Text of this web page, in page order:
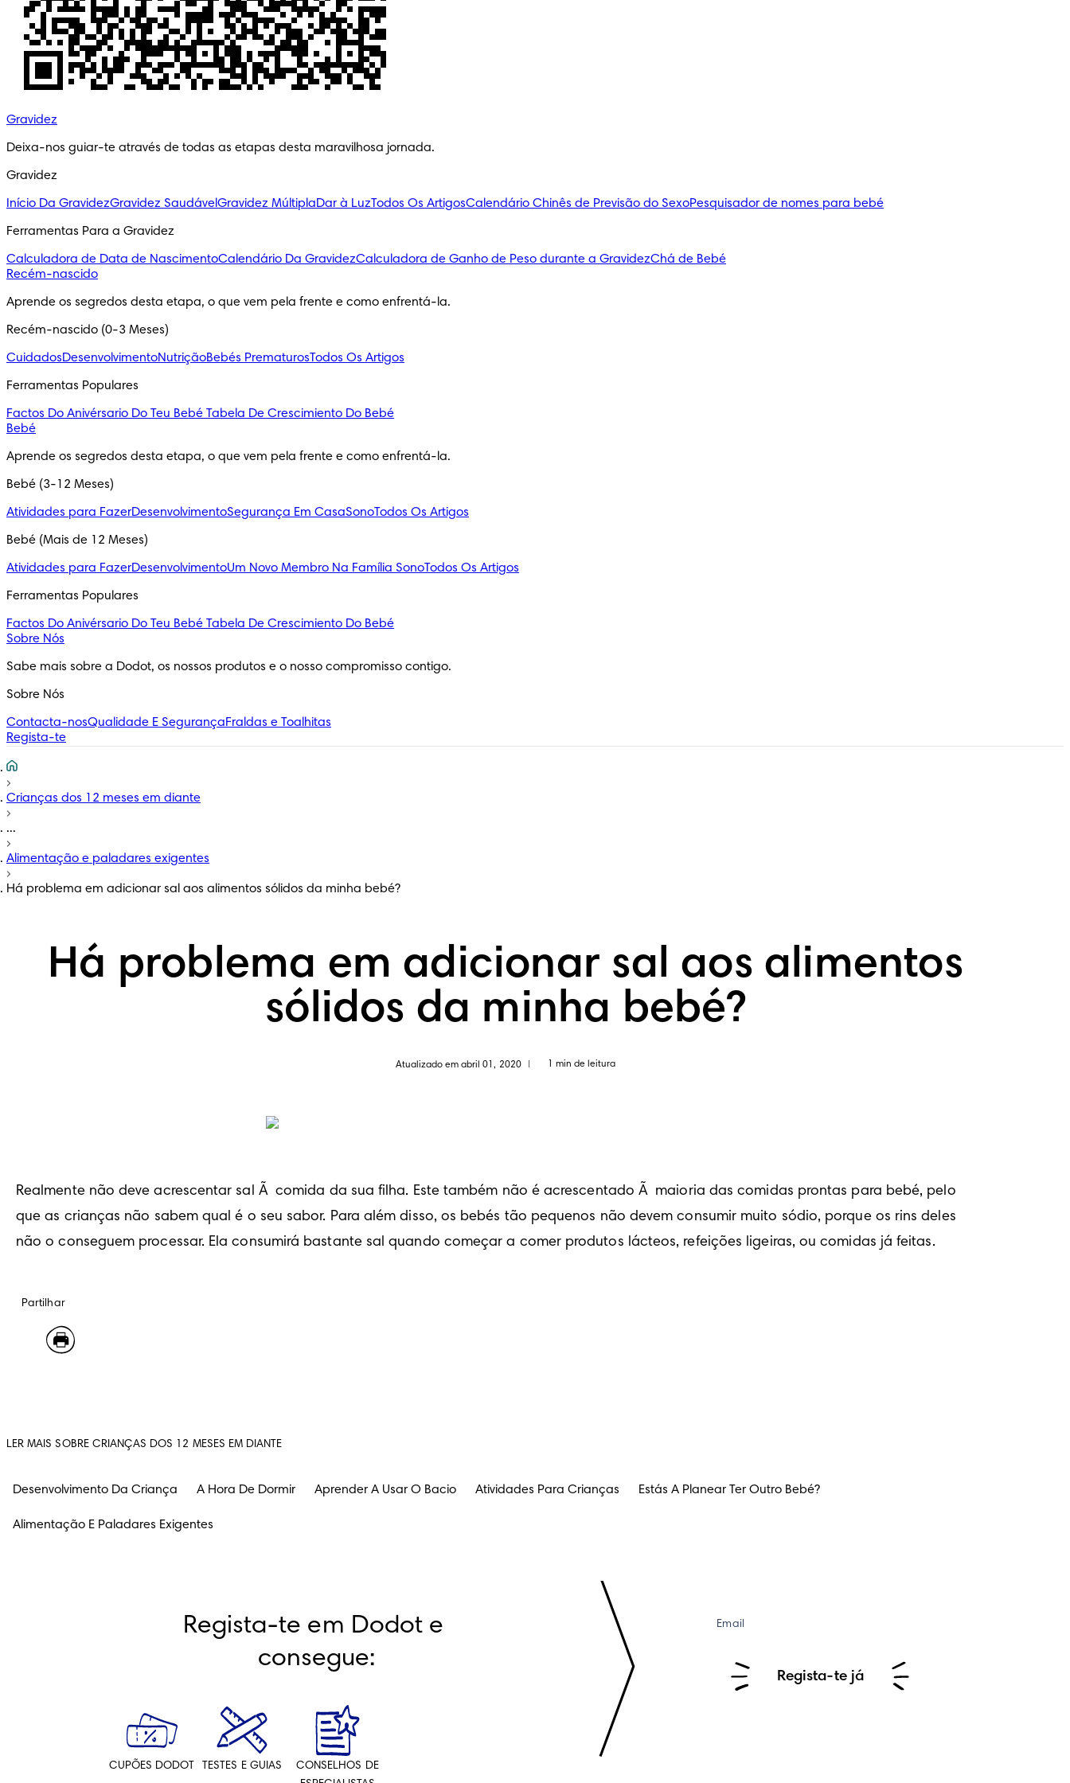
Gravidez
Deixa-nos guiar-te através de todas as etapas desta maravilhosa jornada.
Gravidez
Início Da GravidezGravidez SaudávelGravidez MúltiplaDar à LuzTodos Os ArtigosCalendário Chinês de Previsão do SexoPesquisador de nomes para bebé
Ferramentas Para a Gravidez
Calculadora de Data de NascimentoCalendário Da GravidezCalculadora de Ganho de Peso durante a GravidezChá de Bebé
Recém-nascido
Aprende os segredos desta etapa, o que vem pela frente e como enfrentá-la.
Recém-nascido (0-3 Meses)
CuidadosDesenvolvimentoNutriçãoBebés PrematurosTodos Os Artigos
Ferramentas Populares
Factos Do Anivérsario Do Teu Bebé Tabela De Crescimiento Do Bebé
Bebé
Aprende os segredos desta etapa, o que vem pela frente e como enfrentá-la.
Bebé (3-12 Meses)
Atividades para FazerDesenvolvimentoSegurança Em CasaSonoTodos Os Artigos
Bebé (Mais de 12 Meses)
Atividades para FazerDesenvolvimentoUm Novo Membro Na Família SonoTodos Os Artigos
Ferramentas Populares
Factos Do Anivérsario Do Teu Bebé Tabela De Crescimiento Do Bebé
Sobre Nós
Sabe mais sobre a Dodot, os nossos produtos e o nosso compromisso contigo.
Sobre Nós
Contacta-nosQualidade E SegurançaFraldas e Toalhitas
Regista-te
Crianças dos 12 meses em diante
...
Alimentação e paladares exigentes
Há problema em adicionar sal aos alimentos sólidos da minha bebé?
Há problema em adicionar sal aos alimentos
sólidos da minha bebé?
Atualizado em abril 01, 2020 1 min de leitura
Realmente não deve acrescentar sal Ã  comida da sua filha. Este também não é acrescentado Ã  maioria das comidas prontas para bebé, pelo
que as crianças não sabem qual é o seu sabor. Para além disso, os bebés tão pequenos não devem consumir muito sódio, porque os rins deles
não o conseguem processar. Ela consumirá bastante sal quando começar a comer produtos lácteos, refeições ligeiras, ou comidas já feitas.
Partilhar
LER MAIS SOBRE CRIANÇAS DOS 12 MESES EM DIANTE
Desenvolvimento Da Criança A Hora De Dormir Aprender A Usar O Bacio Atividades Para Crianças Estás A Planear Ter Outro Bebé?
Alimentação E Paladares Exigentes
Regista-te em Dodot e
consegue:
CUPÕES DODOT TESTES E GUIAS
CONSELHOS DE
Email
Regista-te já